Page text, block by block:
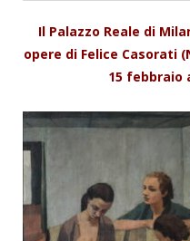
Il Palazzo Reale di
opere di Felice Casorati
15 febbraio